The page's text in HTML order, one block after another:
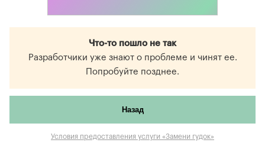
Что-то пошло не так
Разработчики уже знают о проблеме и чинят ее.
Попробуйте позднее.
Назад
Условия предоставления услуги «Замени гудок»